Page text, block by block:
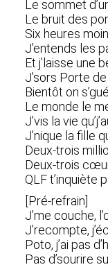
Le sommet
Le bruit des
Six heures
J’entends les
Et j’laisse une
J’sors Porte
Bientôt on
Le monde le
J’vis la vie
J’nique la fille
Deux-trois
Deux-trois
QLF t’inquiète
[Pré-refrain]
J’me couche,
J’recompte,
Poto, j’ai pas
Pas d’sourire